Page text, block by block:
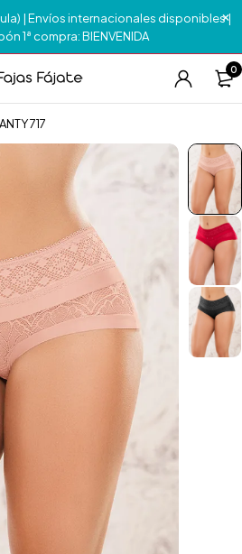
| Envíos internacionales disponibles |
1ª compra: BIENVENIDA
0
717